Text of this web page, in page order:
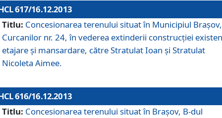
617/16.12.2013
Titlu: Concesionarea terenului situat în Municipiul
Curcanilor nr. 24, în vederea extinderii construcţiei
etajare şi mansardare, către Stratulat Ioan şi Stratulat
Nicoleta Aimee.
616/16.12.2013
Titlu: Concesionarea terenului situat în Braşov, B-dul